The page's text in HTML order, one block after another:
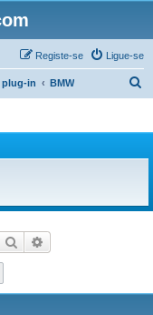
Ligue-se
Registe-se
plug-in BMW
s
Pesquisar